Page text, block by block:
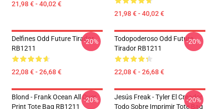
21,98 € - 40,02 €
21,98 € - 40,02 €
Delfines Odd Future Tirador
RB1211
22,08 € - 26,68 €
-20%
Todopoderoso Odd Future
Tirador RB1211
22,08 € - 26,68 €
-20%
Blond - Frank Ocean All Over
Print Tote Bag RB1211
-20%
Jesús Freak - Tyler El Creador
Todo Sobre Imprimir Tote Bag
-20%